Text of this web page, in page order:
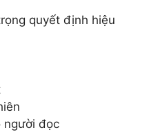
quyết định hiệu
người đọc